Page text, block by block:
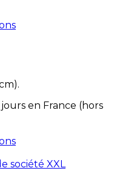
jours en France (hors